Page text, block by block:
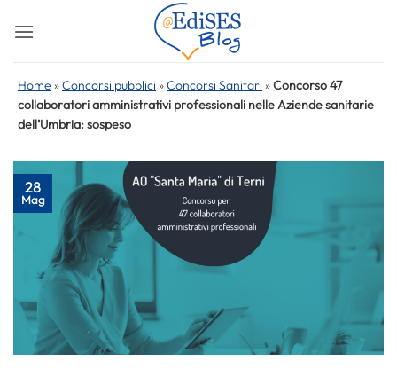
Home »Concorsi pubblici »Concorsi Sanitari »Concorso 47
collaboratori amministrativi professionali nelle Aziende sanitarie
dell’Umbria: sospeso
28
Mag